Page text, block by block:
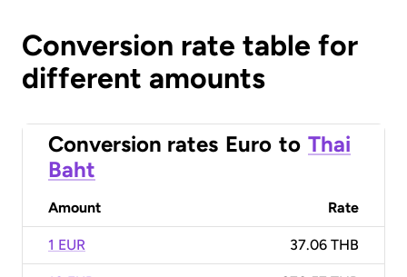
Conversion rate table for
different amounts
Conversion rates Euro to Thai
Baht
Amount Rate
1 EUR 37.06 THB